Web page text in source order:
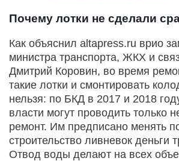
Почему лотки не сделали
Как объяснил altapress.ru врио
министра транспорта, ЖКХ и
Дмитрий Коровин, во время
такие лотки и смонтировать
нельзя: по БКД в 2017 и 2018
власти могут проводить только
ремонт. Им предписано менять
строительство ливневок деньги
Отвод воды делают на всех